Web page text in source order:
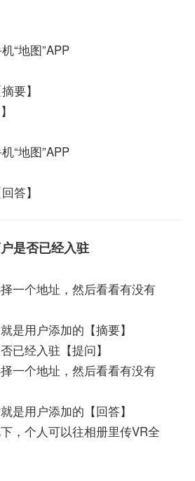
“地图”APP
要】
“地图”APP
答】
是否已经入驻
一个地址，然后看看有没有
是用户添加的【摘要】
已经入驻【提问】
一个地址，然后看看有没有
是用户添加的【回答】
，个人可以往相册里传VR全